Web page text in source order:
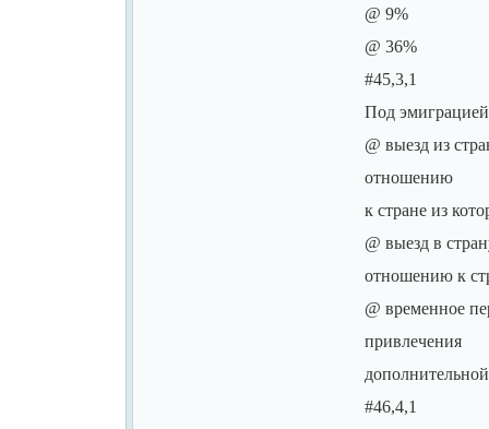
@ 9%
@ 36%
#45,3,1
Под
@ выезд из
отношению
к стране из
@ выезд в
отношению к
@ временное
привлечения
#46,4,1